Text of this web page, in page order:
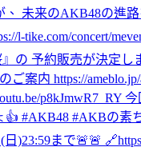
AKB48の進路を
l-tike.com/concert/
の 予約販売が決定し
案内 https://ameblo.jp/
p8kJmwR7_RY
#AKB48 #AKBの素
)23:59まで🚨🚨